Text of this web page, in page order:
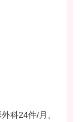
科24件/月、